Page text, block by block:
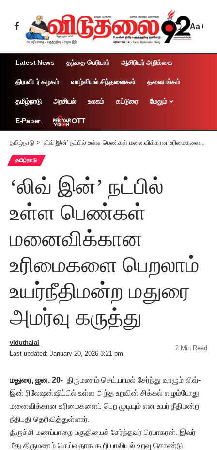
Aa
Latest News தந்தை பெரியார் ஆசிரியர் அறிக்கை
திராவிடர் கழகம் வாழ்வியல் சிந்தனைகள் தலையங்கம்
தமிழ்நாடு அரசியல் உலகம் கட்டுரை மேலும்
E-Paper OTT
தமிழ்நாடு > ‘லிவ் இன்’ நட்பில் உள்ள பெண்கள் மனைவிக்கான உரிமைகளை பெறலாம் உயர்நீதிமன்ற மதுரை அமர்வு கருத்து
தமிழ்நாடு
‘லிவ் இன்’ நட்பில்
உள்ள பெண்கள்
மனைவிக்கான
உரிமைகளை பெறலாம்
உயர்நீதிமன்ற மதுரை
அமர்வு கருத்து
Last updated: January 20, 2026 3:21 pm
viduthalai
2 Min Read
மதுரை, ஜன. 20- திருமணம் செய்யாமல் சேர்ந்து வாழும் லிவ்-
இன் ரிலேஷன்ஷிப்பில் உள்ள அந்த உறவின் சிக்கல் எழும்போது
மனைவிக்கான உரிமைகளைப் பெற முடியும் என உயர் நீதிமன்ற
நீதிபதி தெரிவித்துள்ளார்.
திருச்சி மணப்பாறை பகுதியைச் சேர்ந்தவர் பிரபாகரன். இவர்
மீது திருமணம் செய்வதாக கூறி பாலியல் உறவு கொண்டு